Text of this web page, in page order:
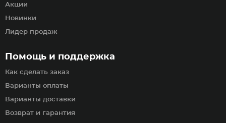
Помощь и поддержка
Как сделать заказ
Варианты оплаты
Варианты доставки
Возврат и гарантия
Акции
Новинки
Лидер продаж